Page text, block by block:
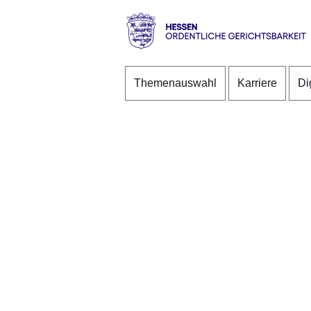
Direkt zum Kopf der
Direkt zum Inhalt
Direkt zum Fuß der
Ordentliche
Themenauswahl Karriere